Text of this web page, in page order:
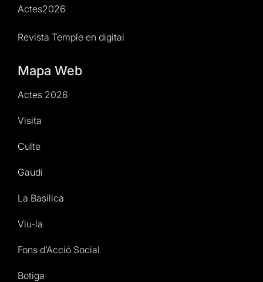
Actes2026
Revista Temple en digital
Mapa Web
Actes 2026
Visita
Culte
Gaudí
La Basílica
Viu-la
Fons d’Acció Social
Botiga